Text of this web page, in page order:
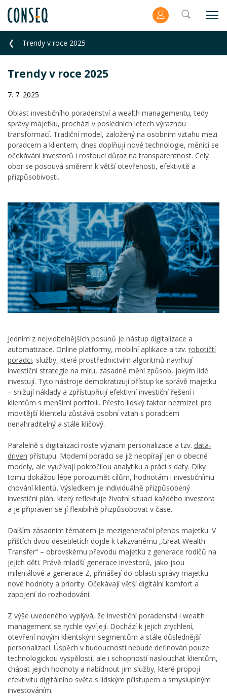
Trendy v roce 2025
Trendy v roce 2025
7. 7. 2025
Oblast investičního poradenství a wealth managementu, tedy
správy majetku, prochází v posledních letech výraznou
transformací. Tradiční model, založený na osobním vztahu mezi
poradcem a klientem, dnes doplňují nové technologie, měnící se
očekávání investorů i rostoucí důraz na transparentnost. Celý
obor se posouvá směrem k větší otevřenosti, efektivitě a
přizpůsobivosti.
Jedním z nejviditelnějších posunů je nástup digitalizace a
automatizace. Online platformy, mobilní aplikace a tzv. robotičtí
poradci, služby, které prostřednictvím algoritmů navrhují
investiční strategie na míru, zásadně mění způsob, jakým lidé
investují. Tyto nástroje demokratizují přístup ke správě majetku
– snižují náklady a zpřístupňují efektivní investiční řešení i
klientům s menšími portfolii. Přesto lidský faktor nezmizel: pro
movitější klientelu zůstává osobní vztah s poradcem
nenahraditelný a stále klíčový.
Paralelně s digitalizací roste význam personalizace a tzv. data-
driven přístupu. Moderní poradci se již neopírají jen o obecné
modely, ale využívají pokročilou analytiku a práci s daty. Díky
tomu dokážou lépe porozumět cílům, hodnotám i investičnímu
chování klientů. Výsledkem je individuálně přizpůsobený
investiční plán, který reflektuje životní situaci každého investora
a je připraven se jí flexibilně přizpůsobovat v čase.
Dalším zásadním tématem je mezigenerační přenos majetku. V
příštích dvou desetiletích dojde k takzvanému „Great Wealth
Transfer“ – obrovskému převodu majetku z generace rodičů na
jejich děti. Právě mladší generace investorů, jako jsou
mileniálové a generace Z, přinášejí do oblasti správy majetku
nové hodnoty a priority. Očekávají větší digitální komfort a
zapojení do rozhodování.
Z výše uvedeného vyplývá, že investiční poradenství i wealth
management se rychle vyvíjejí. Dochází k jejich zrychlení,
otevření novým klientským segmentům a stále důslednější
personalizaci. Úspěch v budoucnosti nebude definován pouze
technologickou vyspělostí, ale i schopností naslouchat klientům,
chápat jejich hodnoty a nabídnout jim služby, které propojí
efektivitu digitálního světa s lidským přístupem a smysluplným
investováním.